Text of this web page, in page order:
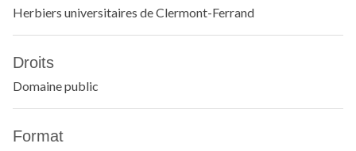
Herbiers universitaires de Clermont-Ferrand
Droits
Domaine public
Format